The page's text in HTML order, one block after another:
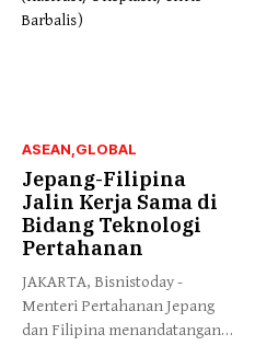
ASEAN GLOBAL
Jepang-Filipina
Jalin Kerja Sama di
Bidang Teknologi
Pertahanan
JAKARTA, Bisnistoday -
Menteri Pertahanan Jepang
dan Filipina menandatangani